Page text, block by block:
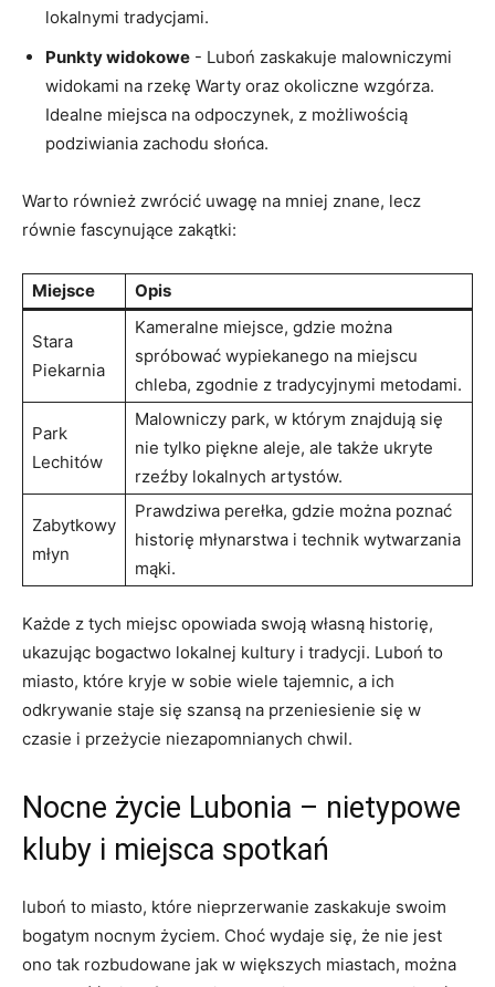
lokalnymi tradycjami.
Punkty widokowe -⁢ Luboń zaskakuje malowniczymi
widokami na rzekę Warty‍ oraz okoliczne wzgórza.
Idealne miejsca na odpoczynek,​ z możliwością
podziwiania zachodu słońca.
Warto również zwrócić uwagę na ‍mniej‍ znane, lecz
równie fascynujące zakątki:
Miejsce Opis
Stara
Piekarnia
Kameralne miejsce, gdzie można
spróbować wypiekanego na miejscu
chleba, zgodnie z tradycyjnymi metodami.
Park
Lechitów
Malowniczy⁤ park, w którym ‌znajdują się
nie tylko piękne⁤ aleje, ale także ukryte
rzeźby lokalnych ⁤artystów.
Zabytkowy
młyn
Prawdziwa perełka, gdzie można poznać
historię młynarstwa i technik⁣ wytwarzania
mąki.
Każde z⁢ tych miejsc opowiada swoją własną historię,
ukazując bogactwo lokalnej kultury i tradycji. Luboń to
miasto, które kryje w sobie ⁣wiele tajemnic, a ich
odkrywanie staje się szansą na przeniesienie się w
czasie i przeżycie niezapomnianych chwil.
Nocne życie Lubonia – nietypowe
kluby i miejsca‍ spotkań
luboń to miasto, które nieprzerwanie zaskakuje swoim
bogatym nocnym życiem. Choć wydaje się, że nie jest
ono tak⁣ rozbudowane jak w większych miastach, można